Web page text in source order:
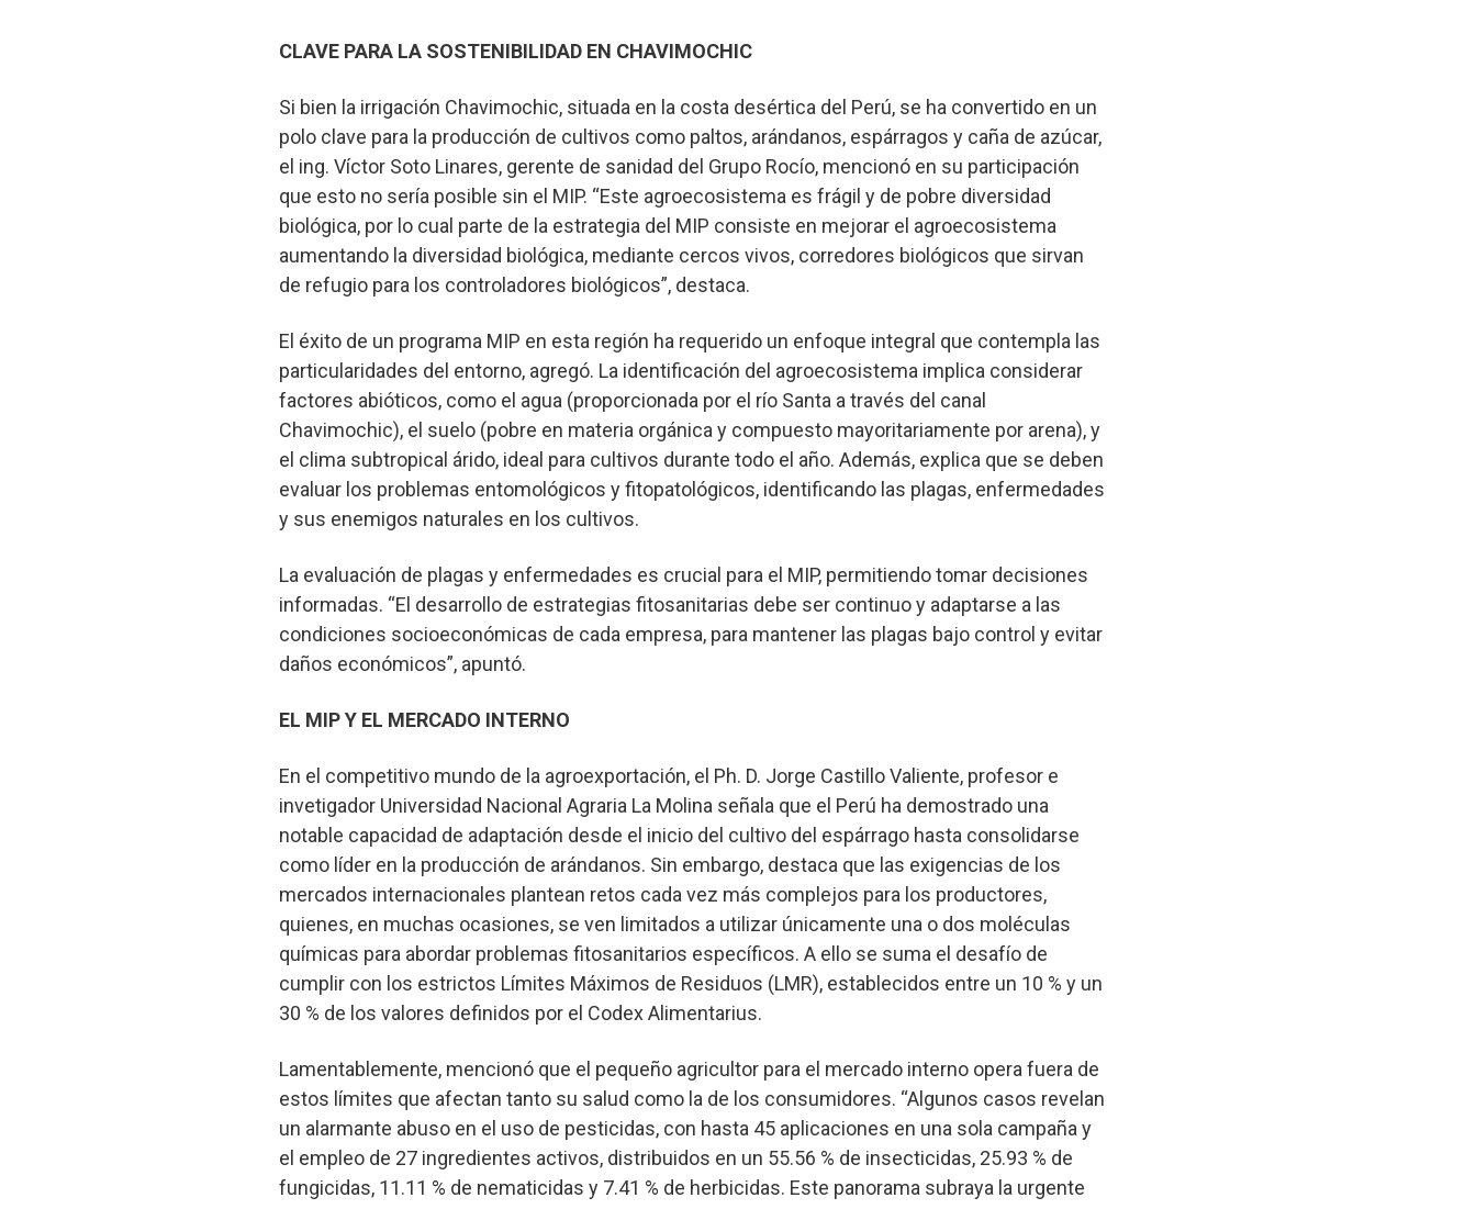
CLAVE PARA LA SOSTENIBILIDAD EN CHAVIMOCHIC
Si bien la irrigación Chavimochic, situada en la costa desértica del Perú, se ha convertido en un
polo clave para la producción de cultivos como paltos, arándanos, espárragos y caña de azúcar,
el ing. Víctor Soto Linares, gerente de sanidad del Grupo Rocío, mencionó en su participación
que esto no sería posible sin el MIP. “Este agroecosistema es frágil y de pobre diversidad
biológica, por lo cual parte de la estrategia del MIP consiste en mejorar el agroecosistema
aumentando la diversidad biológica, mediante cercos vivos, corredores biológicos que sirvan
de refugio para los controladores biológicos”, destaca.
El éxito de un programa MIP en esta región ha requerido un enfoque integral que contempla las
particularidades del entorno, agregó. La identificación del agroecosistema implica considerar
factores abióticos, como el agua (proporcionada por el río Santa a través del canal
Chavimochic), el suelo (pobre en materia orgánica y compuesto mayoritariamente por arena), y
el clima subtropical árido, ideal para cultivos durante todo el año. Además, explica que se deben
evaluar los problemas entomológicos y fitopatológicos, identificando las plagas, enfermedades
y sus enemigos naturales en los cultivos.
La evaluación de plagas y enfermedades es crucial para el MIP, permitiendo tomar decisiones
informadas. “El desarrollo de estrategias fitosanitarias debe ser continuo y adaptarse a las
condiciones socioeconómicas de cada empresa, para mantener las plagas bajo control y evitar
daños económicos”, apuntó.
EL MIP Y EL MERCADO INTERNO
En el competitivo mundo de la agroexportación, el Ph. D. Jorge Castillo Valiente, profesor e
invetigador Universidad Nacional Agraria La Molina señala que el Perú ha demostrado una
notable capacidad de adaptación desde el inicio del cultivo del espárrago hasta consolidarse
como líder en la producción de arándanos. Sin embargo, destaca que las exigencias de los
mercados internacionales plantean retos cada vez más complejos para los productores,
quienes, en muchas ocasiones, se ven limitados a utilizar únicamente una o dos moléculas
químicas para abordar problemas fitosanitarios específicos. A ello se suma el desafío de
cumplir con los estrictos Límites Máximos de Residuos (LMR), establecidos entre un 10 % y un
30 % de los valores definidos por el Codex Alimentarius.
Lamentablemente, mencionó que el pequeño agricultor para el mercado interno opera fuera de
estos límites que afectan tanto su salud como la de los consumidores. “Algunos casos revelan
un alarmante abuso en el uso de pesticidas, con hasta 45 aplicaciones en una sola campaña y
el empleo de 27 ingredientes activos, distribuidos en un 55.56 % de insecticidas, 25.93 % de
fungicidas, 11.11 % de nematicidas y 7.41 % de herbicidas. Este panorama subraya la urgente